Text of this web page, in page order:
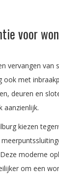
voor
vervangen van
ook met
deuren en
aanzienlijk.
kiezen
moderne
om een